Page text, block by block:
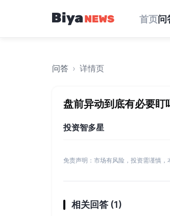
首页问
问答 › 详情页
盘前异动到底有必要盯
投资智多星
免责声明：市场有风险，投资需谨慎，
相关回答 (1)